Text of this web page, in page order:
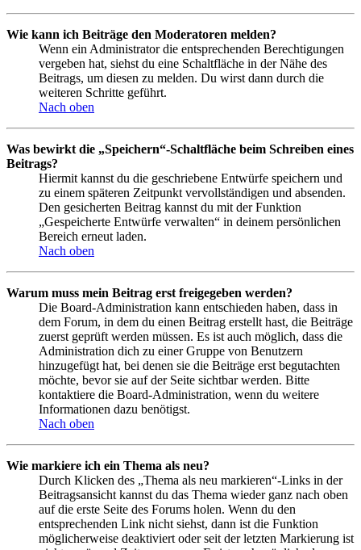
Wie kann ich Beiträge den Moderatoren melden?
Wenn ein Administrator die entsprechenden Berechtigungen
vergeben hat, siehst du eine Schaltfläche in der Nähe des
Beitrags, um diesen zu melden. Du wirst dann durch die
weiteren Schritte geführt.
Nach oben
Was bewirkt die „Speichern“-Schaltfläche beim Schreiben eines
Beitrags?
Hiermit kannst du die geschriebene Entwürfe speichern und
zu einem späteren Zeitpunkt vervollständigen und absenden.
Den gesicherten Beitrag kannst du mit der Funktion
„Gespeicherte Entwürfe verwalten“ in deinem persönlichen
Bereich erneut laden.
Nach oben
Warum muss mein Beitrag erst freigegeben werden?
Die Board-Administration kann entschieden haben, dass in
dem Forum, in dem du einen Beitrag erstellt hast, die Beiträge
zuerst geprüft werden müssen. Es ist auch möglich, dass die
Administration dich zu einer Gruppe von Benutzern
hinzugefügt hat, bei denen sie die Beiträge erst begutachten
möchte, bevor sie auf der Seite sichtbar werden. Bitte
kontaktiere die Board-Administration, wenn du weitere
Informationen dazu benötigst.
Nach oben
Wie markiere ich ein Thema als neu?
Durch Klicken des „Thema als neu markieren“-Links in der
Beitragsansicht kannst du das Thema wieder ganz nach oben
auf die erste Seite des Forums holen. Wenn du den
entsprechenden Link nicht siehst, dann ist die Funktion
möglicherweise deaktiviert oder seit der letzten Markierung ist